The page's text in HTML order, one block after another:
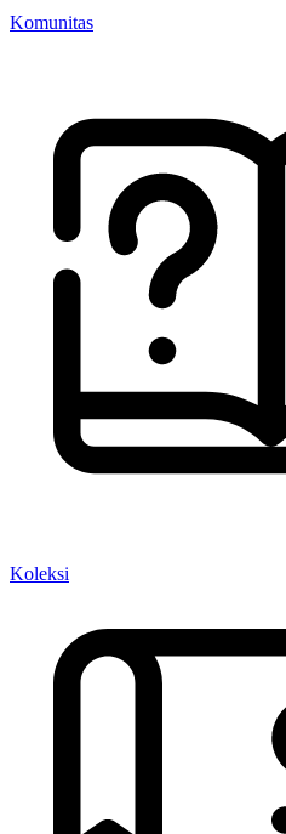
Komunitas
Koleksi